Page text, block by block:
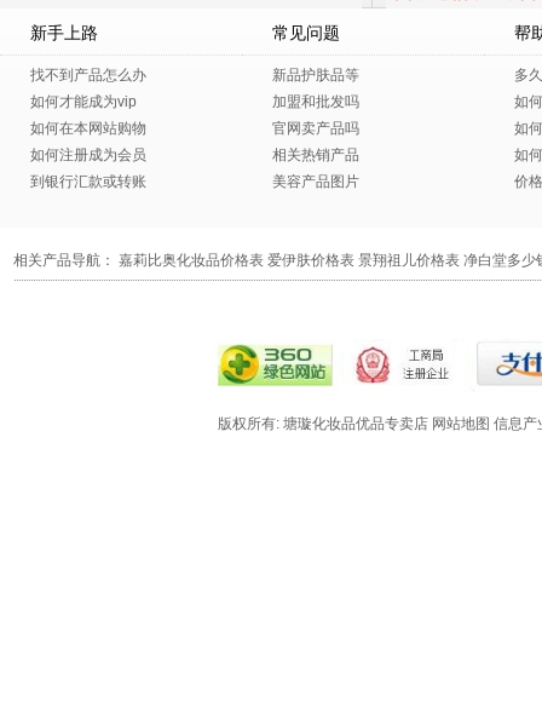
新手上路
找不到产品怎么办
如何才能成为vip
如何在本网站购物
如何注册成为会员
到银行汇款或转账
常见问题
新品护肤品等
加盟和批发吗
官网卖产品吗
相关热销产品
美容产品图片
帮
多
如
如
如
价
相关产品导航： 嘉莉比奥化妆品价格表 爱伊肤价格表 景翔祖儿价格表 净白堂多少
版权所有: 塘璇化妆品优品专卖店 网站地图 信息产